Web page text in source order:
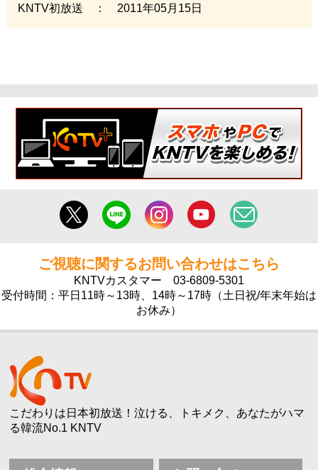
KNTV初放送 ： 2011年05月15日
ご視聴に関するお問い合わせはこちら
KNTVカスタマー 03-6809-5301
受付時間：平日11時～13時、14時～17時（土日祝/年末年始は
お休み）
こだわりは日本初放送！泣ける、トキメク、あなたがハマ
る韓流No.1 KNTV